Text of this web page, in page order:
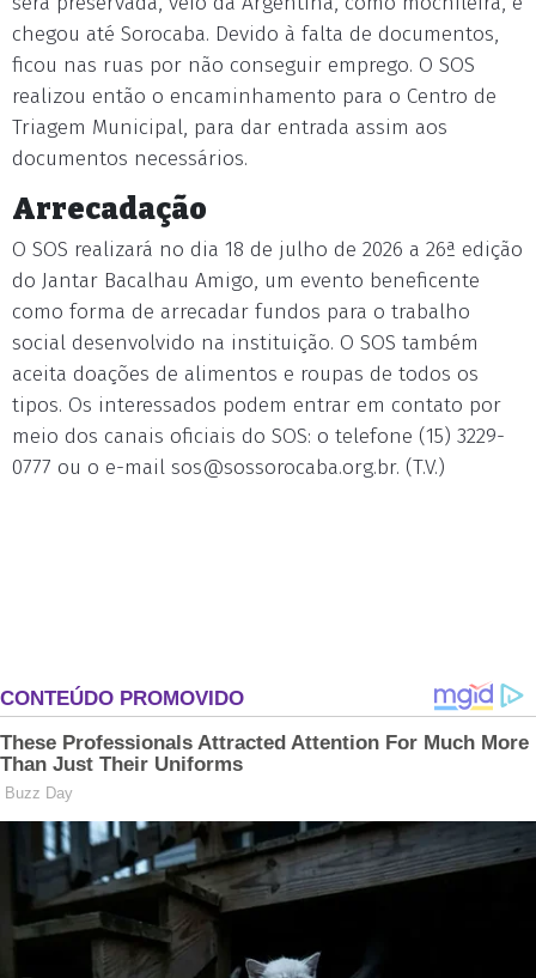
chegou até Sorocaba. Devido à falta de documentos,
ficou nas ruas por não conseguir emprego. O SOS
realizou então o encaminhamento para o Centro de
Triagem Municipal, para dar entrada assim aos
documentos necessários.
Arrecadação
O SOS realizará no dia 18 de julho de 2026 a 26ª edição
do Jantar Bacalhau Amigo, um evento beneficente
como forma de arrecadar fundos para o trabalho
social desenvolvido na instituição. O SOS também
aceita doações de alimentos e roupas de todos os
tipos. Os interessados podem entrar em contato por
meio dos canais oficiais do SOS: o telefone (15) 3229-
0777 ou o e-mail sos@sossorocaba.org.br. (T.V.)